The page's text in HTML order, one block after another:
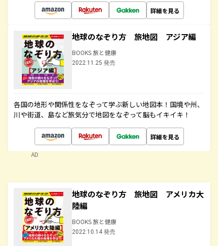
詳細を見る
地球のなぞり方 旅地図 アジア編
BOOKS 旅と健康
2022.11.25 発売
各国の地形や関係性をなぞって学ぶ新しい地図本！国境や州、
川や街道、島など旅気分で地図をなぞって脳もイキイキ！
詳細を見る
AD
地球のなぞり方 旅地図 アメリカ大
陸編
BOOKS 旅と健康
2022.10.14 発売